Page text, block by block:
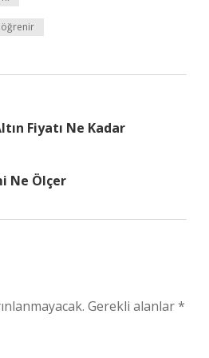
Fiyatı Ne Kadar
Ne Ölçer
Gerekli alanlar*